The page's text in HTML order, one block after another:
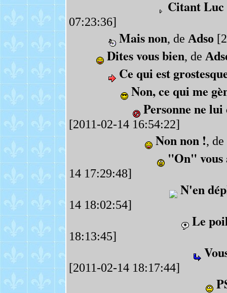
Citant
07:23:36]
Mais non, de Adso
Dites vous bien, de
Ce qui est
Non, ce qui me
Personne ne
[2011-02-14 16:54:22]
Non non !, de
"On" vous
14 17:29:48]
N'en
14 18:02:54]
Le
18:13:45]
[2011-02-14 18:17:44]